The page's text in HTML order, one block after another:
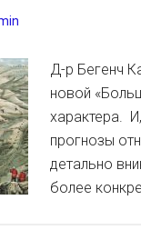
Д-р Бегенч
новой
характера.
прогнозы
детально
более